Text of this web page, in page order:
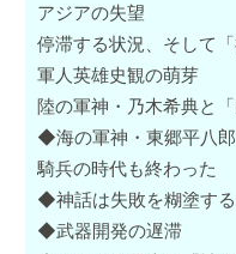
アジアの失望
停滞する状況、そして
軍人英雄史観の萌芽
陸の軍神・乃木希典と「
◆海の軍神・東郷平八郎
騎兵の時代も終わった
◆神話は失敗を糊塗する
◆武器開発の遅滞